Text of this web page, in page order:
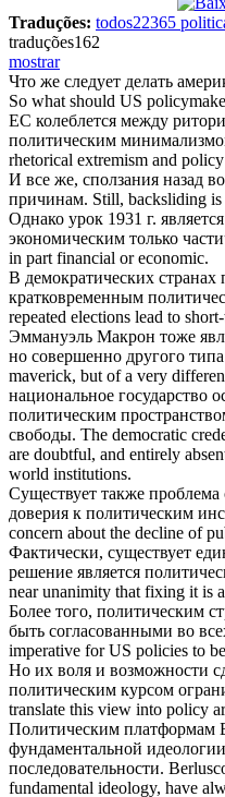
Traduções: todos22365
traduções162
mostrar
Что же следует делать
So what should US
ЕС колеблется между
политическим
rhetorical extremism and
И все же, сползания назад
причинам. Still, backsliding is
Однако урок 1931 г. является
экономическим только
in part financial or economic.
В демократических
кратковременным
repeated elections lead to
Эммануэль Макрон тоже
но совершенно другого
maverick, but of a very
национальное государство
политическим
свободы. The democratic
are doubtful, and entirely
world institutions.
Существует также
доверия к политическим
concern about the decline of
Фактически, существует
решение является
near unanimity that fixing it is
Более того, политическим
быть согласованными во
imperative for US policies to
Но их воля и возможности
политическим курсом
translate this view into policy
Политическим платформам
фундаментальной
последовательности.
fundamental ideology, have